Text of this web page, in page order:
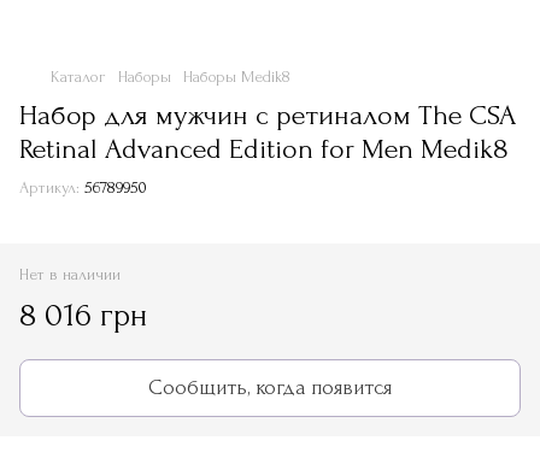
Каталог Наборы Наборы Medik8
Набор для мужчин с ретиналом The CSA
Retinal Advanced Edition for Men Medik8
Артикул: 56789950
Нет в наличии
8 016 грн
Сообщить, когда появится